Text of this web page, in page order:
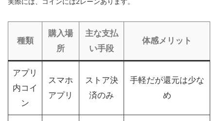
種類
購入場
所
主な支払
い手段
体感メリット
アプリ
内コイ
ン
スマホ
アプリ
ストア決
済のみ
手軽だが還元は少な
め